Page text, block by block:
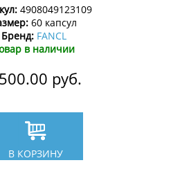
4908049123109
60 капсул
Бренд: FANCL
в наличии
руб.
В КОРЗИНУ